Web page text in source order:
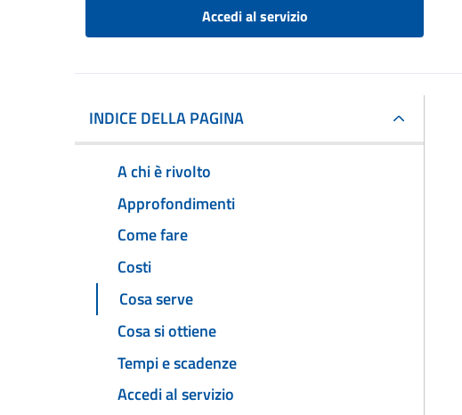
Accedi al servizio
INDICE DELLA PAGINA
A chi è rivolto
Approfondimenti
Come fare
Costi
Cosa serve
Cosa si ottiene
Tempi e scadenze
Accedi al servizio